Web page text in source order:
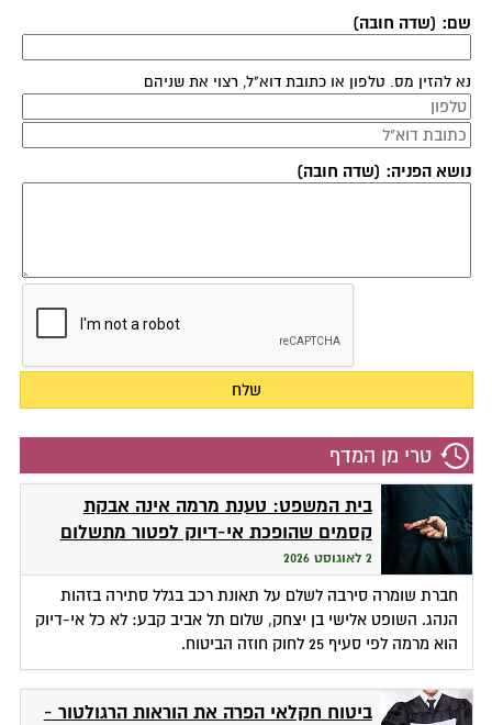
שם: (שדה חובה)
נא להזין מס. טלפון או כתובת דוא"ל, רצוי את שניהם
נושא הפניה: (שדה חובה)
טרי מן המדף
בית המשפט: טענת מרמה אינה אבקת
קסמים שהופכת אי-דיוק לפטור מתשלום
2 לאוגוסט 2026
חברת שומרה סירבה לשלם על תאונת רכב בגלל סתירה בזהות
הנהג. השופט אלישי בן יצחק, שלום תל אביב קבע: לא כל אי-דיוק
הוא מרמה לפי סעיף 25 לחוק חוזה הביטוח.
ביטוח חקלאי הפרה את הוראות הרגולטור -